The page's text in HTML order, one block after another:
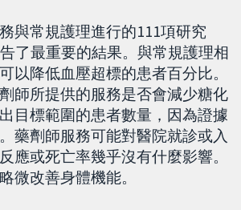
與常規護理進行的111項研究
了最重要的結果。與常規護理相
以降低血壓超標的患者百分比。
師所提供的服務是否會減少糖化
目標範圍的患者數量，因為證據
藥劑師服務可能對醫院就診或入
應或死亡率幾乎沒有什麼影響。
微改善身體機能。